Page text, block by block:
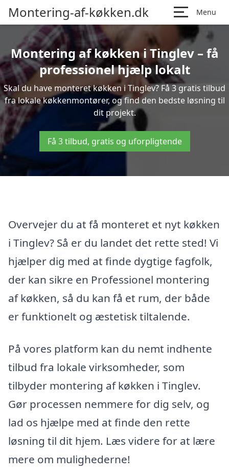
Montering-af-køkken.dk Menu
Montering af køkken i Tinglev – få
professionel hjælp lokalt
Skal du have monteret køkken i Tinglev? Få 3 gratis tilbud
fra lokale køkkenmontører, og find den bedste løsning til
dit projekt.
Få 3 tilbud, gratis og uforpligtende
Overvejer du at få monteret et nyt køkken
i Tinglev? Så er du landet det rette sted! Vi
hjælper dig med at finde dygtige fagfolk,
der kan sikre en Professionel montering
af køkken, så du kan få et rum, der både
er funktionelt og æstetisk tiltalende.
På vores platform kan du nemt indhente
tilbud fra lokale virksomheder, som
tilbyder montering af køkken i Tinglev.
Gør processen nemmere for dig selv, og
lad os hjælpe med at finde den rette
løsning til dit hjem. Læs videre for at lære
mere om mulighederne!